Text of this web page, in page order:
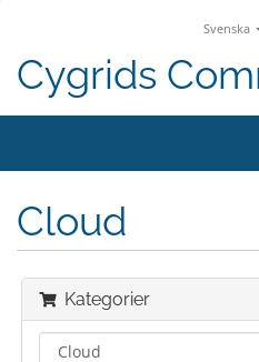
Svenska
Cygrids
Cloud
Kategorier